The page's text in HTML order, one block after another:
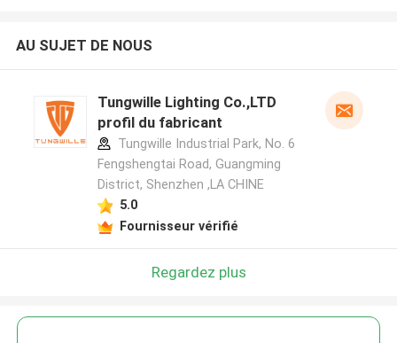
AU SUJET DE NOUS
Tungwille Lighting Co.,LTD
profil du fabricant
Tungwille Industrial Park, No. 6
Fengshengtai Road, Guangming
District, Shenzhen ,LA CHINE
5.0
Fournisseur vérifié
Regardez plus